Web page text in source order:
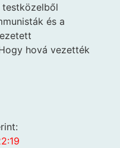
testközelből
és a
hová vezették